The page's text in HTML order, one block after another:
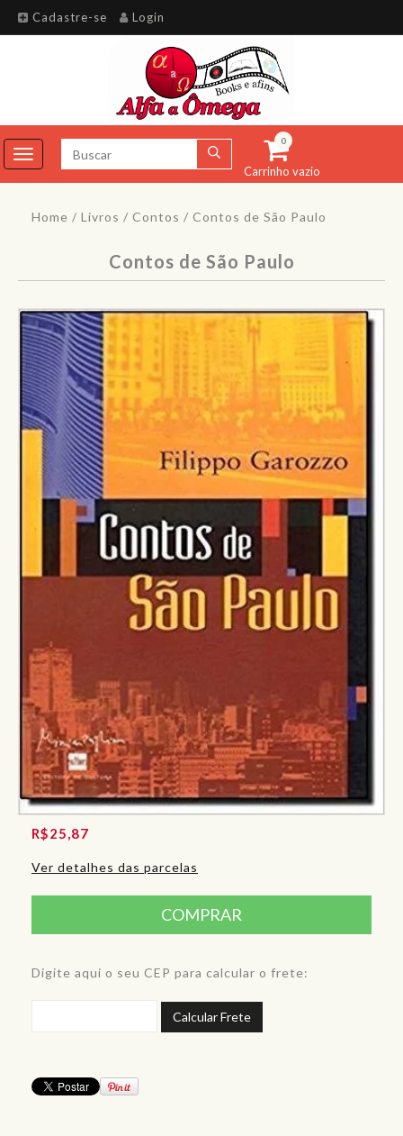
Cadastre-se Login
Toggle
navigation
Carrinho vazio
0
Home / Livros / Contos / Contos de São Paulo
Contos de São Paulo
R$25,87
Ver detalhes das parcelas
Digite aqui o seu CEP para calcular o frete:
Calcular Frete